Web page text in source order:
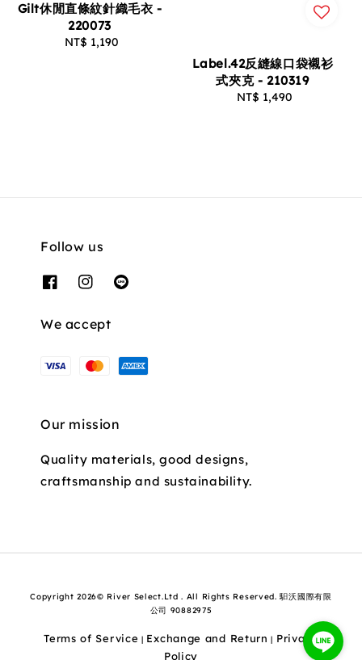
Gilt休閒直條紋針織毛衣 -
220073
Regular
NT$ 1,190
Label.42反縫線口袋襯衫
式夾克 - 210319
Regular
NT$ 1,490
Follow us
We accept
Our mission
Quality materials, good designs,
craftsmanship and sustainability.
Copyright 2026© River Select.Ltd . All Rights Reserved. 馹沃國際有限
公司 90882975
Terms of Service | Exchange and Return | Privacy
Policy